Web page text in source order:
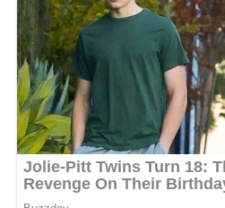
Das Wildfleisch, die
mit den Gewürzen in 2 Liter
Durch ein Sieb geben,
abschmecken.
Bohnen und Möhrenscheiben
Das von den Knochen gelöste
Für die Klöße Wasser, Butter
Den Topf vom Herd nehmen,
rühren, bis sich ein Kloß